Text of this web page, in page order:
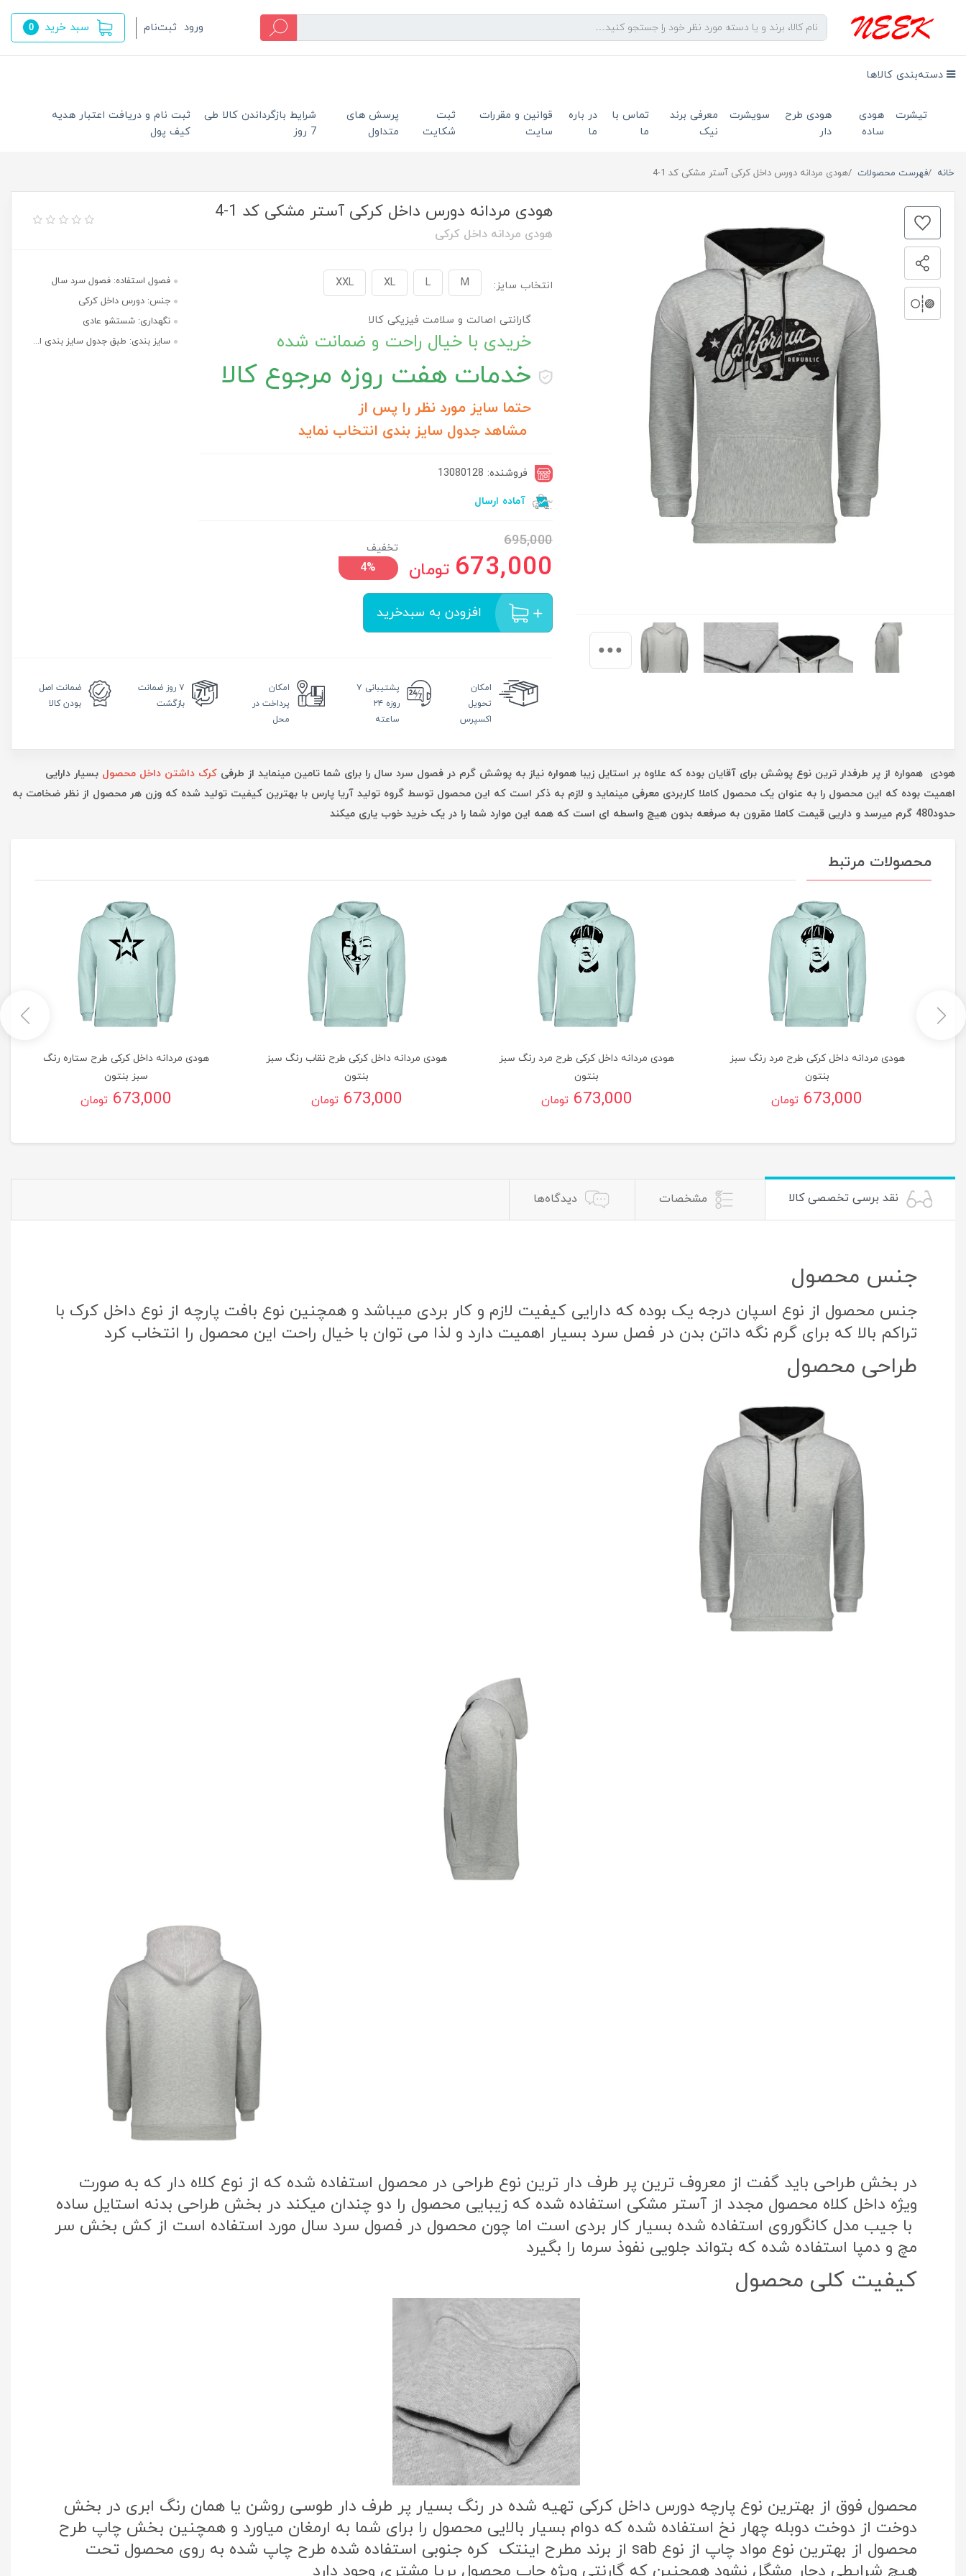
ورود ثبت‌نام سبد خرید 0
دسته‌بندی کالاها
تیشرت
هودی
ساده
هودی طرح
دار
سویشرت
معرفی برند
نیک
تماس با
ما
در باره
ما
قوانین و مقررات
سایت
ثبت
شکایت
پرسش های
متداول
شرایط بازگرداندن کالا طی
7 روز
ثبت نام و دریافت اعتبار هدیه
کیف پول
خانه فهرست محصولات هودی مردانه دورس داخل کرکی آستر مشکی کد 1-4
هودی مردانه دورس داخل کرکی آستر مشکی کد 1-4
هودی مردانه داخل کرکی
انتخاب سایز: M
L
XL
XXL
گارانتی اصالت و سلامت فیزیکی کالا
خریدی با خیال راحت و ضمانت شده
خدمات هفت روزه مرجوع کالا
حتما سایز مورد نظر را پس از
مشاهد جدول سایز بندی انتخاب نماید
فروشنده: 13080128
آماده ارسال
695,000
673,000 تومان
تخفیف
4%
افزودن به سبدخرید
فصول استفاده: فصول سرد سال
جنس: دورس داخل کرکی
نگهداری: شستشو عادی
سایز بندی: طبق جدول سایز بندی ا...
امکان
تحویل
اکسپرس
پشتیبانی ۷
روزه ۲۴
ساعته
امکان
پرداخت در
محل
۷ روز
ضمانت
بازگشت
ضمانت اصل
بودن کالا
هودی همواره از پر طرفدار ترین نوع پوشش برای آقایان بوده که علاوه بر استایل زیبا همواره نیاز به پوشش گرم در فصول سرد سال را برای شما تامین مینماید از طرفی کرک داشتن داخل محصول بسیار دارایی
اهمیت بوده که این محصول را به عنوان یک محصول کاملا کاربردی معرفی مینماید و لازم به ذکر است که این محصول توسط گروه تولید آریا پارس با بهترین کیفیت تولید شده که وزن هر محصول از نظر ضخامت به
حدود480 گرم میرسد و داریی قیمت کاملا مقرون به صرفعه بدون هیچ واسطه ای است که همه این موارد شما را در یک خرید خوب یاری میکند
محصولات مرتبط
هودی مردانه داخل کرکی طرح مرد رنگ سبز
بنتون
673,000 تومان
هودی مردانه داخل کرکی طرح مرد رنگ سبز
بنتون
673,000 تومان
هودی مردانه داخل کرکی طرح نقاب رنگ سبز
بنتون
673,000 تومان
هودی مردانه داخل کرکی طرح ستاره رنگ
سبز بنتون
673,000 تومان
نقد برسی تخصصی کالا مشخصات دیدگاه‌ها
جنس محصول
جنس محصول از نوع اسپان درجه یک بوده که دارایی کیفیت لازم و کار بردی میباشد و همچنین نوع بافت پارچه از نوع داخل کرک با
تراکم بالا که برای گرم نگه داتن بدن در فصل سرد بسیار اهمیت دارد و لذا می توان با خیال راحت این محصول را انتخاب کرد
طراحی محصول
در بخش طراحی باید گفت از معروف ترین پر طرف دار ترین نوع طراحی در محصول استفاده شده که از نوع کلاه دار که به صورت
ویژه داخل کلاه محصول مجدد از آستر مشکی استفاده شده که زیبایی محصول را دو چندان میکند در بخش طراحی بدنه استایل ساده
با جیب مدل کانگوروی استفاده شده بسیار کار بردی است اما چون محصول در فصول سرد سال مورد استفاده است از کش بخش سر
مچ و دمپا استفاده شده که بتواند جلویی نفوذ سرما را بگیرد
کیفیت کلی محصول
محصول فوق از بهترین نوع پارچه دورس داخل کرکی تهیه شده در رنگ بسیار پر طرف دار طوسی روشن یا همان رنگ ابری در بخش
دوخت از دوخت دوبله چهار نخ استفاده شده که دوام بسیار بالایی محصول را برای شما به ارمغان میاورد و همچنین بخش چاپ طرح
محصول از بهترین نوع مواد چاپ از نوع sab از برند مطرح اینتک کره جنوبی استفاده شده طرح چاپ شده به روی محصول تحت
هیچ شرایطی دچار مشگل نشود همچنین که گارنتی ویژه چاپ محصول بریا مشتری وجود دارد